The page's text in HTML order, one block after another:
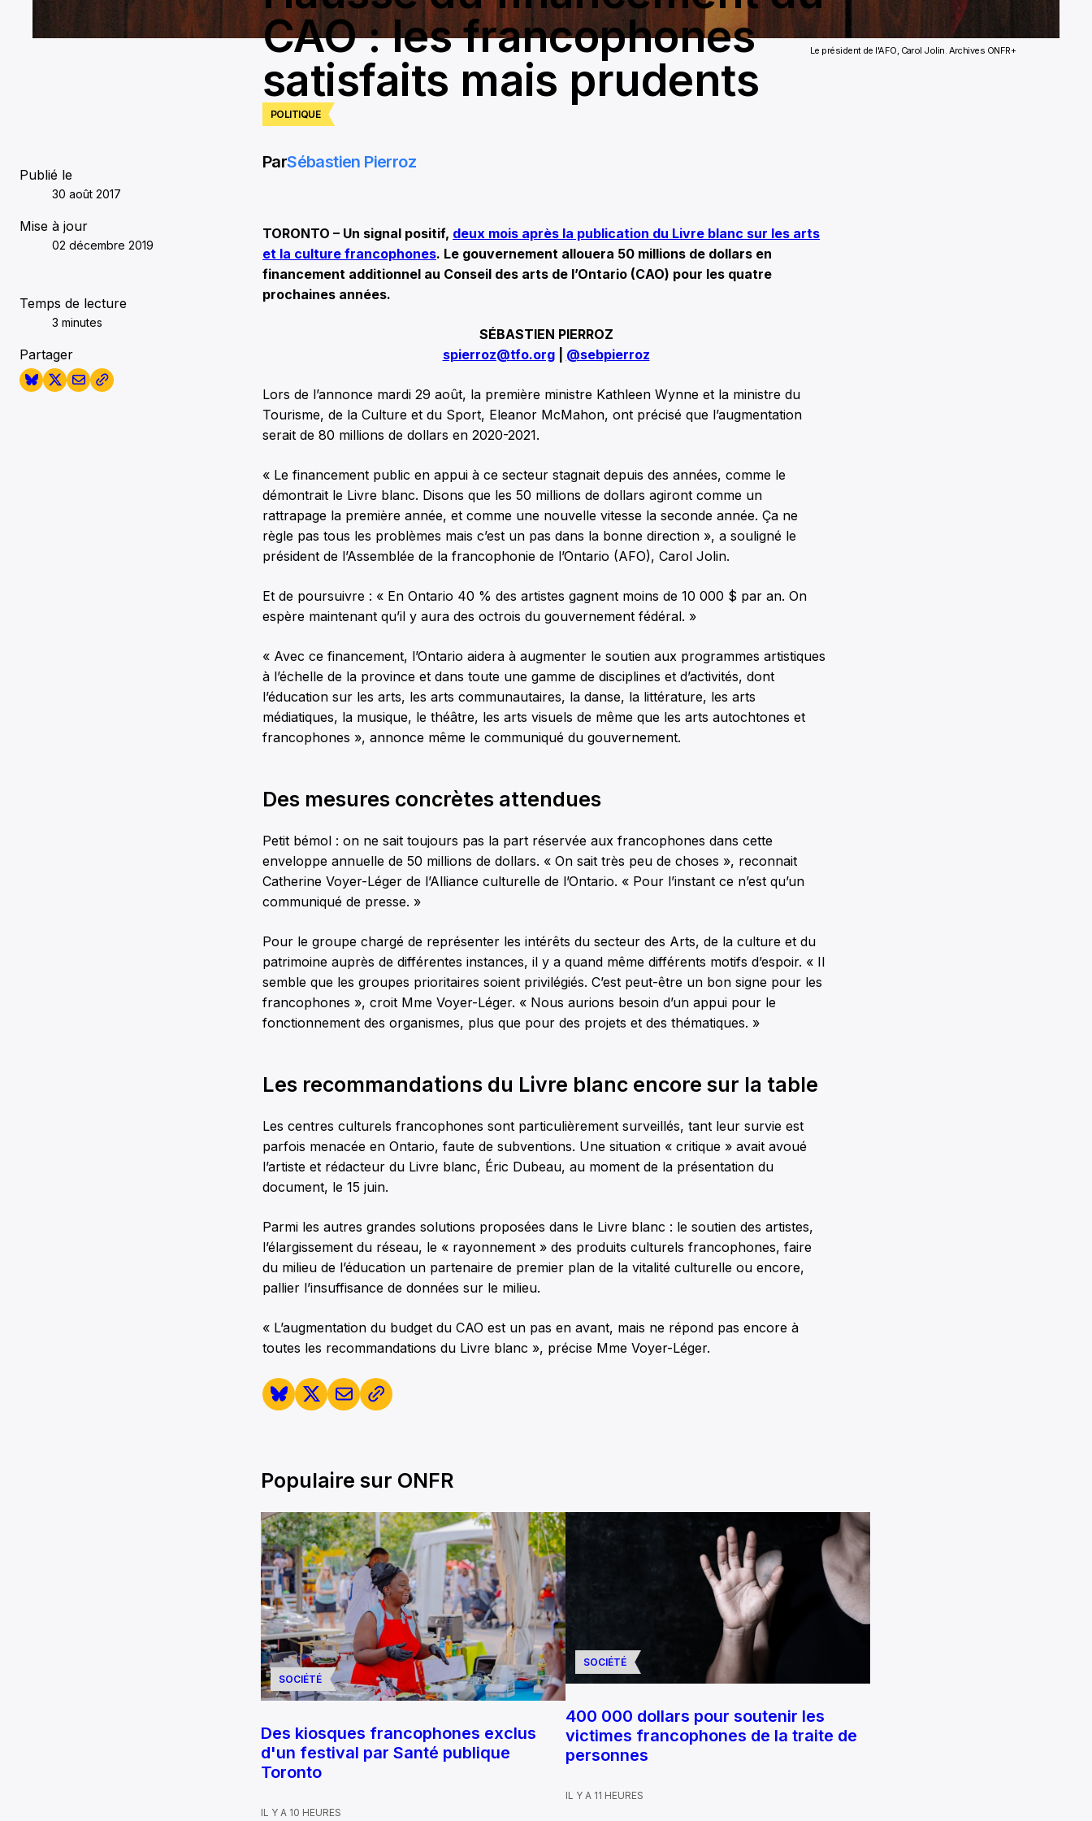
Le président de l'AFO, Carol Jolin. Archives ONFR+
POLITIQUE
CAO : les francophones
satisfaits mais prudents
Publié le
30 août 2017
Mise à jour
02 décembre 2019
Temps de lecture
3 minutes
Partager
ParSébastien Pierroz
TORONTO – Un signal positif, deux mois après la publication du Livre blanc sur les arts
et la culture francophones. Le gouvernement allouera 50 millions de dollars en
financement additionnel au Conseil des arts de l’Ontario (CAO) pour les quatre
prochaines années.
SÉBASTIEN PIERROZ
spierroz@tfo.org| @sebpierroz
Lors de l’annonce mardi 29 août, la première ministre Kathleen Wynne et la ministre du
Tourisme, de la Culture et du Sport, Eleanor McMahon, ont précisé que l’augmentation
serait de 80 millions de dollars en 2020-2021.
« Le financement public en appui à ce secteur stagnait depuis des années, comme le
démontrait le Livre blanc. Disons que les 50 millions de dollars agiront comme un
rattrapage la première année, et comme une nouvelle vitesse la seconde année. Ça ne
règle pas tous les problèmes mais c’est un pas dans la bonne direction », a souligné le
président de l’Assemblée de la francophonie de l’Ontario (AFO), Carol Jolin.
Et de poursuivre : « En Ontario 40 % des artistes gagnent moins de 10 000 $ par an. On
espère maintenant qu’il y aura des octrois du gouvernement fédéral. »
« Avec ce financement, l’Ontario aidera à augmenter le soutien aux programmes artistiques
à l’échelle de la province et dans toute une gamme de disciplines et d’activités, dont
l’éducation sur les arts, les arts communautaires, la danse, la littérature, les arts
médiatiques, la musique, le théâtre, les arts visuels de même que les arts autochtones et
francophones », annonce même le communiqué du gouvernement.
Des mesures concrètes attendues
Petit bémol : on ne sait toujours pas la part réservée aux francophones dans cette
enveloppe annuelle de 50 millions de dollars. « On sait très peu de choses », reconnait
Catherine Voyer-Léger de l’Alliance culturelle de l’Ontario. « Pour l’instant ce n’est qu’un
communiqué de presse. »
Pour le groupe chargé de représenter les intérêts du secteur des Arts, de la culture et du
patrimoine auprès de différentes instances, il y a quand même différents motifs d’espoir. « Il
semble que les groupes prioritaires soient privilégiés. C’est peut-être un bon signe pour les
francophones », croit Mme Voyer-Léger. « Nous aurions besoin d’un appui pour le
fonctionnement des organismes, plus que pour des projets et des thématiques. »
Les recommandations du Livre blanc encore sur la table
Les centres culturels francophones sont particulièrement surveillés, tant leur survie est
parfois menacée en Ontario, faute de subventions. Une situation « critique » avait avoué
l’artiste et rédacteur du Livre blanc, Éric Dubeau, au moment de la présentation du
document, le 15 juin.
Parmi les autres grandes solutions proposées dans le Livre blanc : le soutien des artistes,
l’élargissement du réseau, le « rayonnement » des produits culturels francophones, faire
du milieu de l’éducation un partenaire de premier plan de la vitalité culturelle ou encore,
pallier l’insuffisance de données sur le milieu.
« L’augmentation du budget du CAO est un pas en avant, mais ne répond pas encore à
toutes les recommandations du Livre blanc », précise Mme Voyer-Léger.
Populaire sur ONFR
SOCIÉTÉ
Des kiosques francophones exclus
d'un festival par Santé publique
Toronto
IL Y A 10 HEURES
SOCIÉTÉ
400 000 dollars pour soutenir les
victimes francophones de la traite de
personnes
IL Y A 11 HEURES